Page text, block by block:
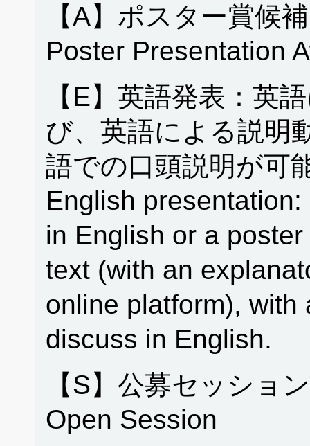
【A】ポスター賞候
Poster Presentation
【E】英語発表：英
び、英語による説明
語での口頭説明が可
English
in English or a
text (with an
online platform), with
discuss in English.
【S】公募セッショ
Open Session